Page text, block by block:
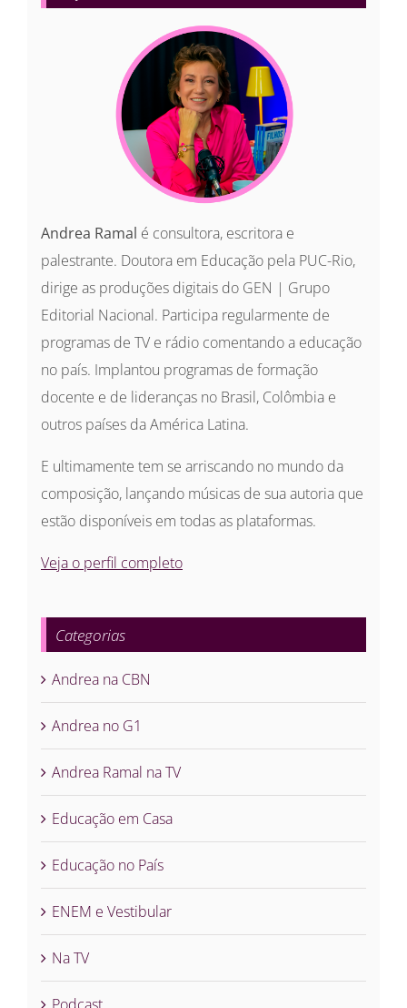
Andrea Ramal é consultora, escritora e
palestrante. Doutora em Educação pela PUC-Rio,
dirige as produções digitais do GEN | Grupo
Editorial Nacional. Participa regularmente de
programas de TV e rádio comentando a educação
no país. Implantou programas de formação
docente e de lideranças no Brasil, Colômbia e
outros países da América Latina.
E ultimamente tem se arriscando no mundo da
composição, lançando músicas de sua autoria que
estão disponíveis em todas as plataformas.
Veja o perfil completo
Categorias
Andrea na CBN
Andrea no G1
Andrea Ramal na TV
Educação em Casa
Educação no País
ENEM e Vestibular
Na TV